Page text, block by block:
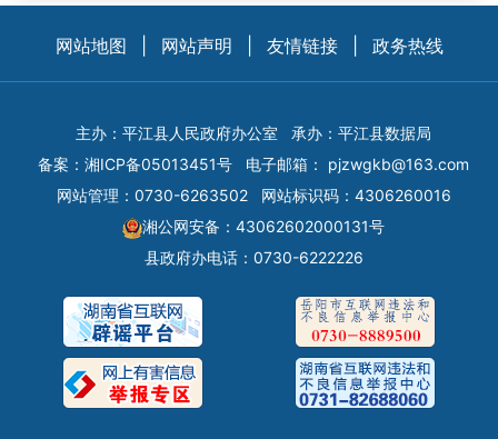
网站地图 网站声明 友情链接 政务热线
主办：平江县人民政府办公室
承办：平江县数据局
备案： 湘ICP备05013451号 电子邮箱： pjzwgkb@163.com
网站管理：0730-6263502
网站标识码：4306260016
湘公网安备：43062602000131号
县政府办电话：0730-6222226